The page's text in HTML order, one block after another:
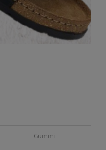
Gummi